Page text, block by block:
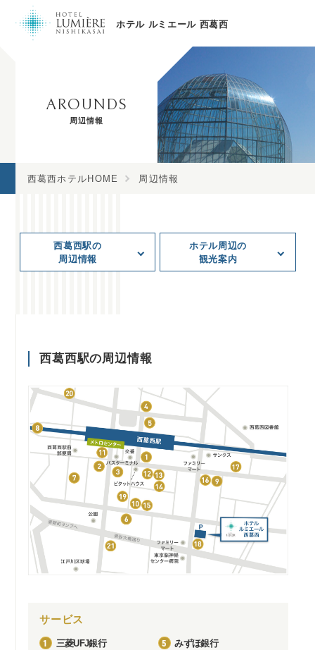
AROUNDS
周辺情報
西葛西ホテルHOME 周辺情報
西葛西駅の
周辺情報
ホテル周辺の
観光案内
西葛西駅の周辺情報
サービス
1 三菱UFJ銀行 5 みずほ銀行
ホテル ルミエール 西葛西